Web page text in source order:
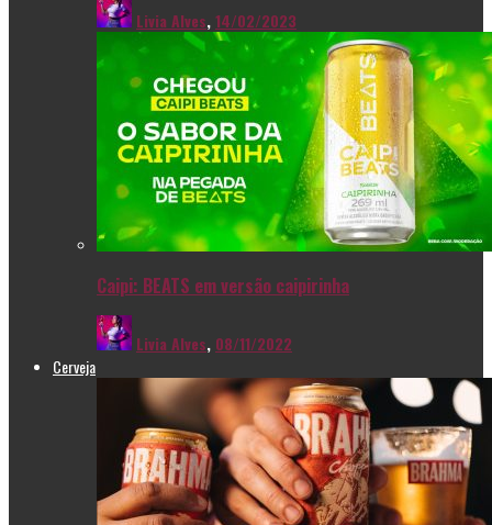
Livia Alves,14/02/2023
Caipi: BEATS em versão caipirinha
Livia Alves, 08/11/2022
Cerveja